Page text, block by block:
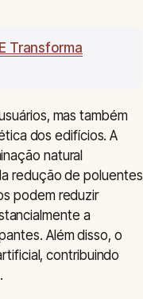
Transforma
mas também
dos edifícios. A
natural
redução de poluentes
podem reduzir
a
Além disso, o
contribuindo